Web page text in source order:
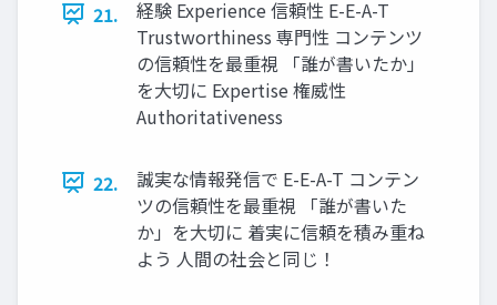
21.
経験 Experience 信頼性 E-E-A-T
Trustworthiness 専門性 コンテンツ
の信頼性を最重視 「誰が書いたか」
を大切に Expertise 権威性
Authoritativeness
22.
誠実な情報発信で E-E-A-T コンテン
ツの信頼性を最重視 「誰が書いた
か」を大切に 着実に信頼を積み重ね
よう 人間の社会と同じ！